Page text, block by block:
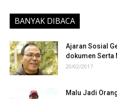
BANYAK DIBACA
Ajaran Sosial
dokumen Serta
20/02/2017
Malu Jadi